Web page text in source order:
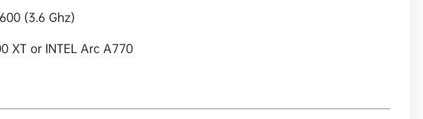
(3.6 Ghz)
XT or INTEL Arc A770